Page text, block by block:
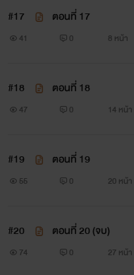
#17 ตอนที่ 17
41 0 8 หน้า
#18 ตอนที่ 18
47 0 14 หน้า
#19 ตอนที่ 19
55 0 20 หน้า
#20 ตอนที่ 20 (จบ)
74 0 27 หน้า